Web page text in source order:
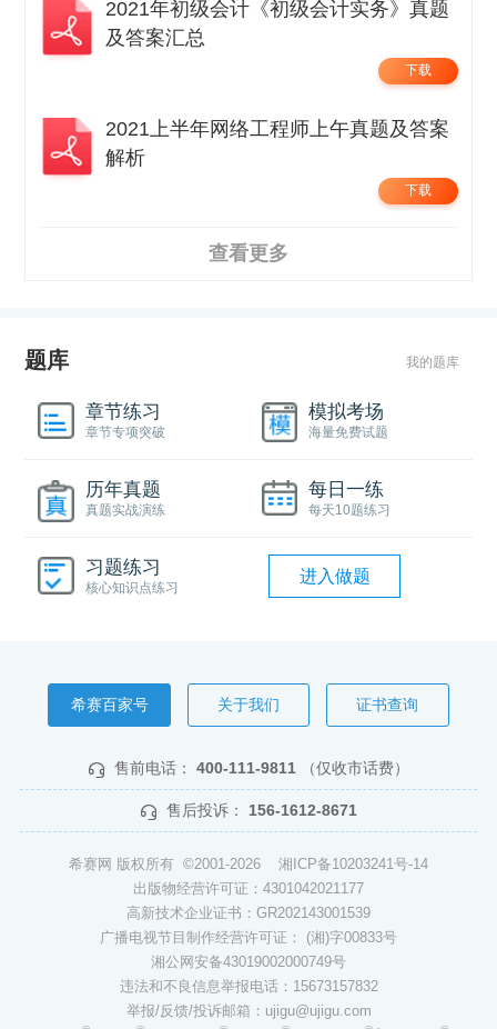
2021年初级会计《初级会计实务》真题
及答案汇总
下载
2021上半年网络工程师上午真题及答案
解析
下载
查看更多
题库 我的题库
章节练习
章节专项突破
模拟考场
海量免费试题
历年真题
真题实战演练
每日一练
每天10题练习
习题练习
核心知识点练习
进入做题
希赛百家号 关于我们 证书查询
售前电话： 400-111-9811 （仅收市话费）
售后投诉： 156-1612-8671
希赛网 版权所有 ©2001-2026 湘ICP备10203241号-14
出版物经营许可证：4301042021177
高新技术企业证书：GR202143001539
广播电视节目制作经营许可证： (湘)字00833号
湘公网安备43019002000749号
违法和不良信息举报电话：15673157832
举报/反馈/投诉邮箱：ujigu@ujigu.com